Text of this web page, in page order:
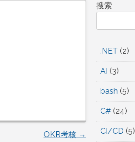
OKR考核 →
搜索
.NET (2)
AI (3)
bash (5)
C#(24)
CI/CD (5)